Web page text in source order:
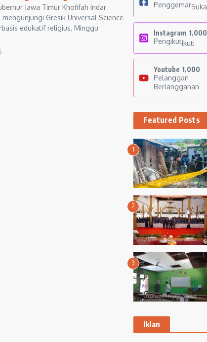
Jawa Timur Khofifah Indar
Gresik Universal Science
edukatif religius, Minggu
PenggemarSuka
Instagram 1,000
PengikutIkuti
Youtube 1,000
Pelanggan
Berlangganan
Featured Posts
1
2
3
Iklan